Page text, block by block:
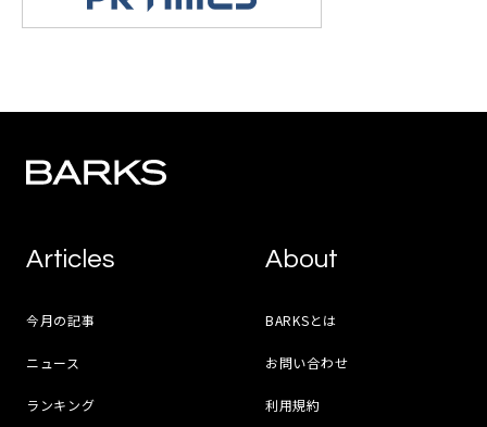
Articles
今月の記事
ニュース
ランキング
About
BARKSとは
お問い合わせ
利用規約